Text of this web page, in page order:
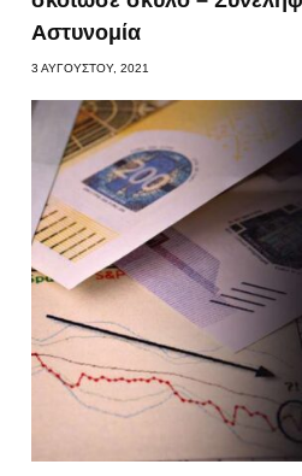
Αστυνομία
3 ΑΥΓΟΎΣΤΟΥ, 2021